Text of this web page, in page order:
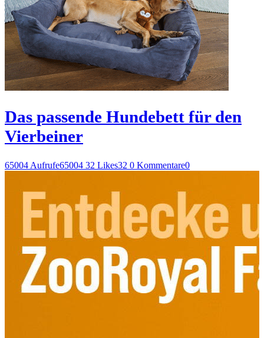
Das passende Hundebett für den
Vierbeiner
65004 Aufrufe65004 32 Likes32 0 Kommentare0